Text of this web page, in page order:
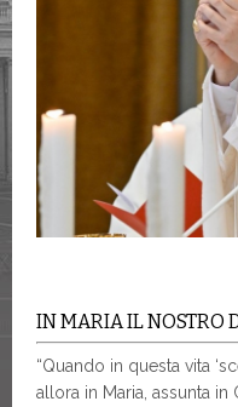
IN MARIA IL NOSTRO
“Quando in questa vita
allora in Maria, assunta